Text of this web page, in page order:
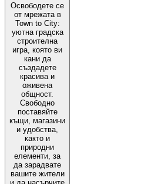
Освободете се
от мрежата в
Town to City:
уютна градска
строителна
игра, която ви
кани да
създадете
красива и
оживена
общност.
Свободно
поставяйте
къщи, магазини
и удобства,
както и
природни
елементи, за
да зарадвате
вашите жители